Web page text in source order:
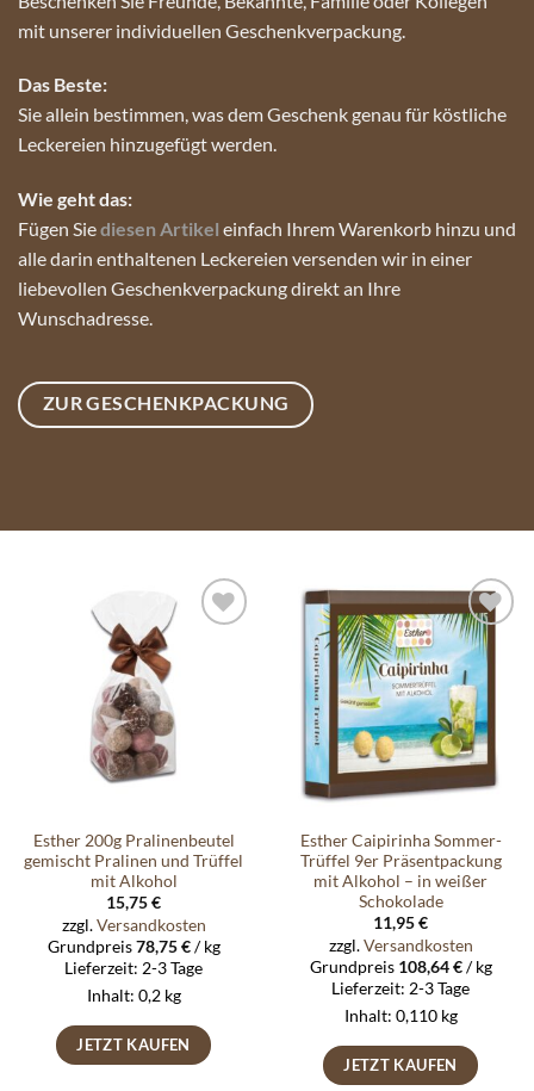
mit unserer individuellen Geschenkverpackung.
Das Beste:
Sie allein bestimmen, was dem Geschenk genau für köstliche
Leckereien hinzugefügt werden.
Wie geht das:
Fügen Siediesen Artikel einfach Ihrem Warenkorb hinzu und
alle darin enthaltenen Leckereien versenden wir in einer
liebevollen Geschenkverpackung direkt an Ihre
Wunschadresse.
ZUR GESCHENKPACKUNG
Wunschliste
Esther 200g Pralinenbeutel
gemischt Pralinen und Trüffel
mit Alkohol
15,75€
zzgl.Versandkosten
Grundpreis78,75€/kg
Lieferzeit: 2-3 Tage
Inhalt: 0,2 kg
JETZT KAUFEN
Auf die
Wunschliste
Esther Caipirinha Sommer-
Trüffel 9er Präsentpackung
mit Alkohol – in weißer
Schokolade
11,95€
zzgl.Versandkosten
Grundpreis 108,64€/kg
Lieferzeit: 2-3 Tage
Inhalt: 0,110 kg
JETZT KAUFEN